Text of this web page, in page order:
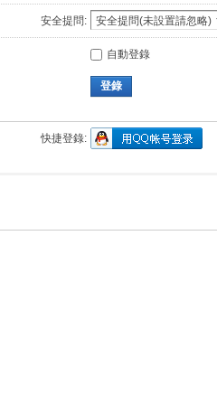
安全提問:
自動登錄
登錄
快捷登錄: